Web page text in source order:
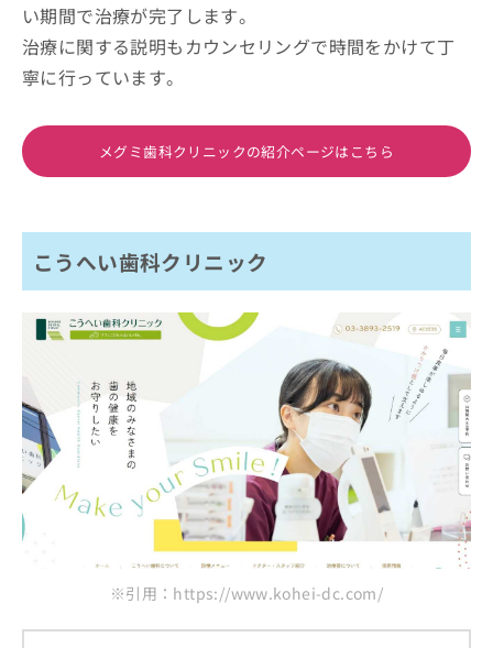
い期間で治療が完了します。
治療に関する説明もカウンセリングで時間をかけて丁
寧に行っています。
メグミ歯科クリニックの紹介ページはこちら
こうへい歯科クリニック
※引用：https://www.kohei-dc.com/